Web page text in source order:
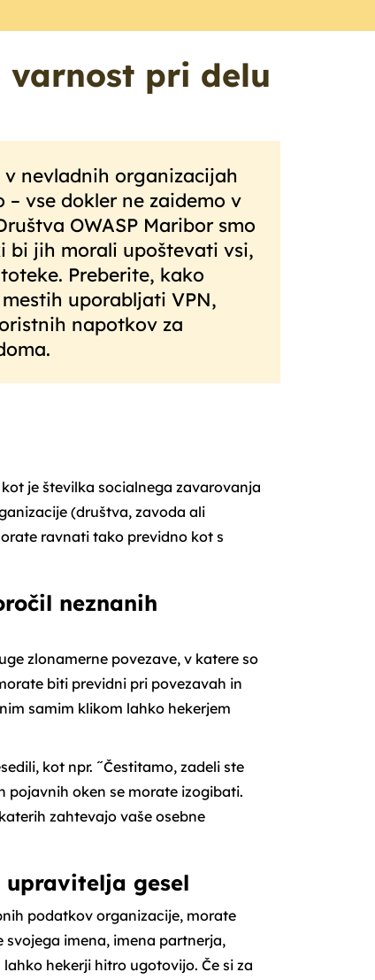
varnost pri delu
nevladnih organizacijah
vse dokler ne zaidemo v
OWASP Maribor smo
bi jih morali upoštevati vsi,
Preberite, kako
uporabljati VPN,
napotkov za
je številka socialnega zavarovanja
(društva, zavoda ali
ravnati tako previdno kot s
neznanih
zlonamerne povezave, v katere so
biti previdni pri povezavah in
samim klikom lahko hekerjem
kot npr. ˝Čestitamo, zadeli ste
pojavnih oken se morate izogibati.
zahtevajo vaše osebne
gesel
podatkov organizacije, morate
svojega imena, imena partnerja,
hekerji hitro ugotovijo. Če si za